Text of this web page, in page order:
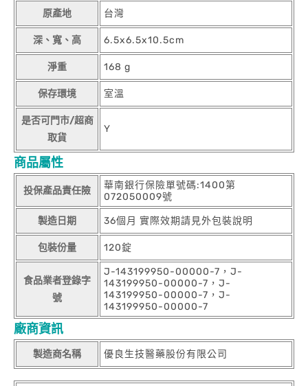
原產地 台灣
深、寬、高 6.5x6.5x10.5cm
淨重 168 g
保存環境 室溫
是否可門市/超商
取貨
Y
商品屬性
投保產品責任險
華南銀行保險單號碼:1400第
072050009號
製造日期 36個月 實際效期請見外包裝說明
包裝份量 120錠
食品業者登錄字
號
J-143199950-00000-7，J-
143199950-00000-7，J-
143199950-00000-7，J-
143199950-00000-7
廠商資訊
製造商名稱 優良生技醫藥股份有限公司